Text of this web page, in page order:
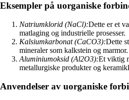
Eksempler på uorganiske
Natriumklorid (NaCl):Dette er et
matlaging og industrielle prosesser.
Kalsiumkarbonat (CaCO3):Dette
mineraler som kalkstein og marmor.
Aluminiumoksid (Al2O3):Et viktig
metallurgiske produkter og
Anvendelser av uorganiske